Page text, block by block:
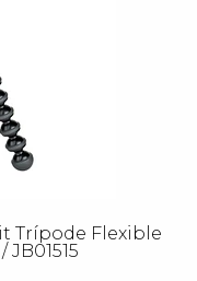
Trípode Flexible